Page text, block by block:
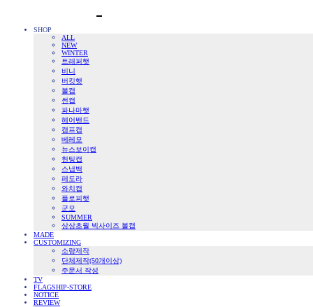
SHOP
ALL
NEW
WINTER
트래퍼햇
비니
버킷햇
볼캡
썬캡
파나마햇
헤어밴드
캠프캡
베레모
뉴스보이캡
헌팅캡
스냅백
페도라
와치캡
플로피햇
군모
SUMMER
상상초월 빅사이즈 볼캡
MADE
CUSTOMIZING
소량제작
단체제작(50개이상)
주문서 작성
TV
FLAGSHIP-STORE
NOTICE
REVIEW